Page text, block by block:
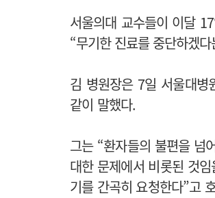
서울의대 교수들이 이달
“무기한 진료를 중단하겠
김 병원장은 7일 서울대병
같이 말했다.
그는 “환자들의 불편을 넘
대한 문제에서 비롯된 것
기를 간곡히 요청한다”고